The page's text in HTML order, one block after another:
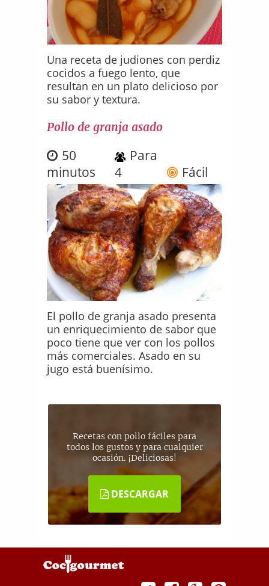
Una receta de judiones con perdiz
cocidos a fuego lento, que
resultan en un plato delicioso por
su sabor y textura.
Pollo de granja asado
50
minutos
Para
4
Fácil
El pollo de granja asado presenta
un enriquecimiento de sabor que
poco tiene que ver con los pollos
más comerciales. Asado en su
jugo está buenísimo.
Recetas con pollo fáciles para
todos los gustos y para cualquier
ocasión. ¡Deliciosas!
DESCARGAR